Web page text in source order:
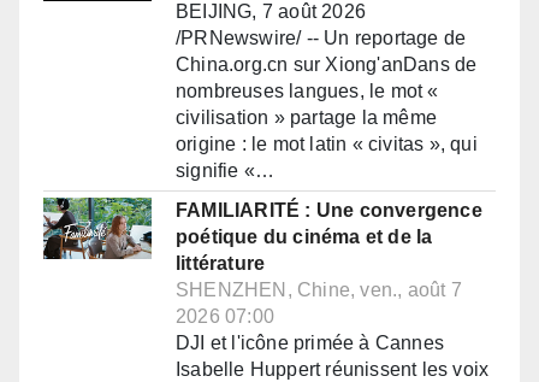
BEIJING, 7 août 2026
/PRNewswire/ -- Un reportage de
China.org.cn sur Xiong'anDans de
nombreuses langues, le mot «
civilisation » partage la même
origine : le mot latin « civitas », qui
signifie «…
FAMILIARITÉ : Une convergence
poétique du cinéma et de la
littérature
SHENZHEN, Chine, ven., août 7
2026 07:00
DJI et l'icône primée à Cannes
Isabelle Huppert réunissent les voix